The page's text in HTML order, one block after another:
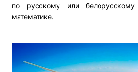
по русскому или
математике.